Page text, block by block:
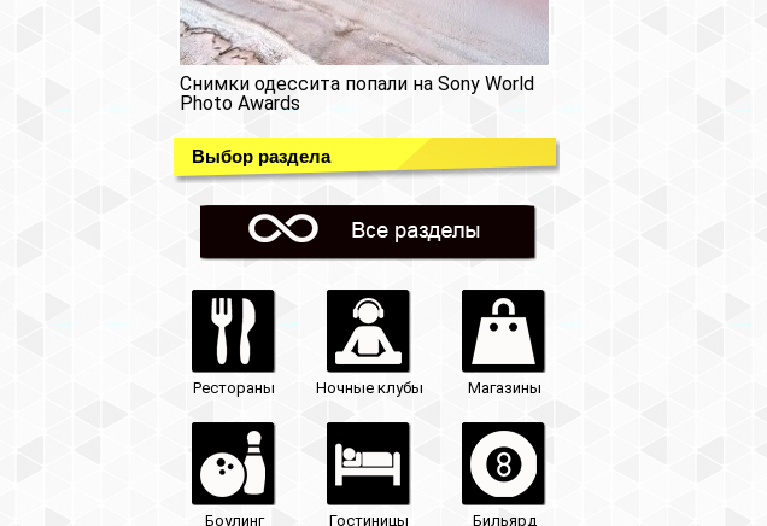
Снимки одессита попали на Sony World
Photo Awards
Выбор раздела
Рестораны Ночные клубы Магазины
Боулинг Гостиницы Бильярд